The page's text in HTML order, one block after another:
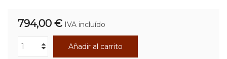
794,00 € IVA incluído
Añadir al carrito